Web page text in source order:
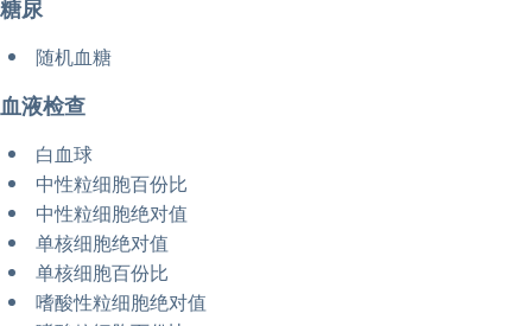
糖尿
随机血糖
血液检查
白血球
中性粒细胞百份比
中性粒细胞绝对值
单核细胞绝对值
单核细胞百份比
嗜酸性粒细胞绝对值